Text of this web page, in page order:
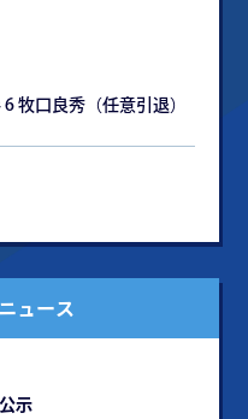
牧口良秀（任意引退）
ュース
示